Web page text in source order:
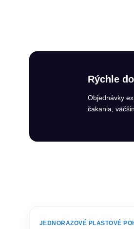
Rýchle
Objednávky
čakania,
JEDNORAZOVÉ PLASTOVÉ